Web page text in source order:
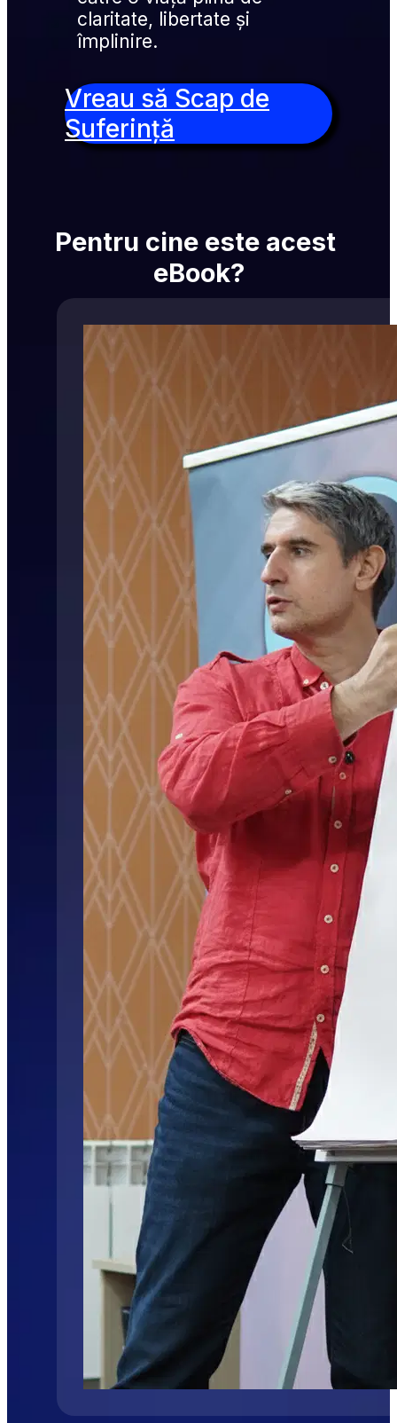
claritate, libertate și
împlinire.
Vreau să Scap de
Suferință
Pentru cine este acest
eBook?